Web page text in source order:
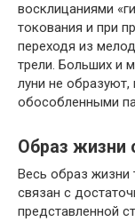
восклицаниями
токования и при
переходя из
трели. Больших и
луни не образуют,
обособленными
Образ жизни
Весь образ жизни
связан с
представленной